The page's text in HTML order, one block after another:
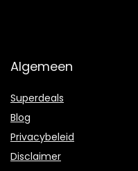
Algemeen
Superdeals
Blog
Privacybeleid
Disclaimer